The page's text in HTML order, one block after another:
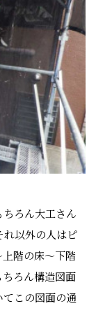
ろん大工さん
れ以外の人はピ
階の床～下階
ろん構造図面
この図面の通